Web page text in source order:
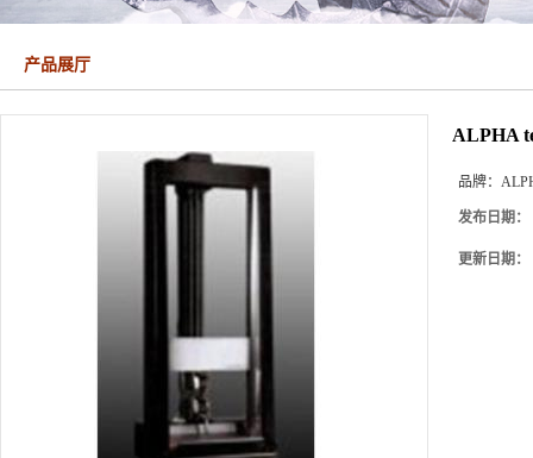
产品展厅
ALPHA
品牌：
发布日期：
更新日期：